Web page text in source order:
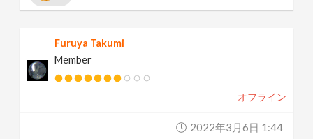
Furuya Takumi
Member
オフライン
2022年3月6日 1:44